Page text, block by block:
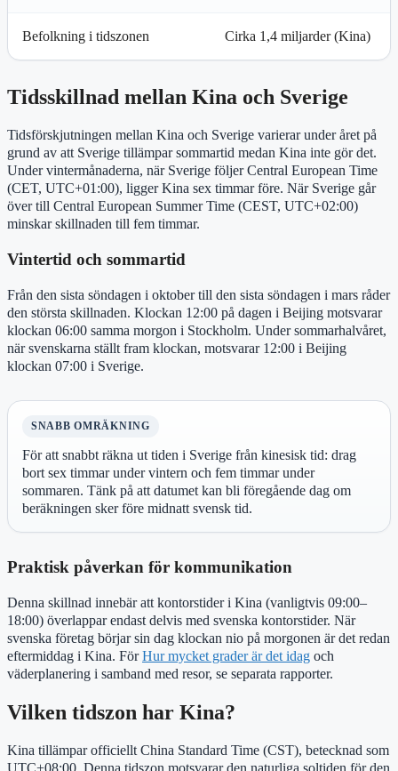
Befolkning i tidszonen Cirka 1,4 miljarder (Kina)
Tidsskillnad mellan Kina och Sverige
Tidsförskjutningen mellan Kina och Sverige varierar under året på
grund av att Sverige tillämpar sommartid medan Kina inte gör det.
Under vintermånaderna, när Sverige följer Central European Time
(CET, UTC+01:00), ligger Kina sex timmar före. När Sverige går
över till Central European Summer Time (CEST, UTC+02:00)
minskar skillnaden till fem timmar.
Vintertid och sommartid
Från den sista söndagen i oktober till den sista söndagen i mars råder
den största skillnaden. Klockan 12:00 på dagen i Beijing motsvarar
klockan 06:00 samma morgon i Stockholm. Under sommarhalvåret,
när svenskarna ställt fram klockan, motsvarar 12:00 i Beijing
klockan 07:00 i Sverige.
SNABB OMRÄKNING
För att snabbt räkna ut tiden i Sverige från kinesisk tid: drag
bort sex timmar under vintern och fem timmar under
sommaren. Tänk på att datumet kan bli föregående dag om
beräkningen sker före midnatt svensk tid.
Praktisk påverkan för kommunikation
Denna skillnad innebär att kontorstider i Kina (vanligtvis 09:00–
18:00) överlappar endast delvis med svenska kontorstider. När
svenska företag börjar sin dag klockan nio på morgonen är det redan
eftermiddag i Kina. FörHur mycket grader är det idag och
väderplanering i samband med resor, se separata rapporter.
Vilken tidszon har Kina?
Kina tillämpar officiellt China Standard Time (CST), betecknad som